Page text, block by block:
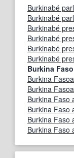
Burkinabé
Burkinabé
Burkinabé
Burkinabé
Burkinabé
Burkinabé
Burkina Faso
Burkina
Burkina
Burkina Faso
Burkina Faso
Burkina Faso
Burkina Faso